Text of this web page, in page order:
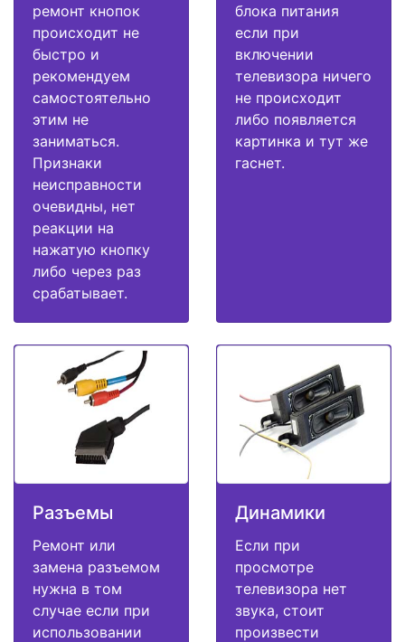
ремонт кнопок
происходит не
быстро и
рекомендуем
самостоятельно
этим не
заниматься.
Признаки
неисправности
очевидны, нет
реакции на
нажатую кнопку
либо через раз
срабатывает.
блока питания
если при
включении
телевизора ничего
не происходит
либо появляется
картинка и тут же
гаснет.
Разъемы
Ремонт или
замена разъемом
нужна в том
случае если при
использовании
Динамики
Если при
просмотре
телевизора нет
звука, стоит
произвести